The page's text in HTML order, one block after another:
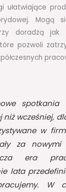
ułatwiające
Mogą
doradzą jak
pozwoli
spotkania
niż wcześniej,
w
za
era
lata
W